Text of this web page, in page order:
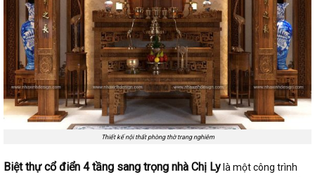
Thiết kế nội thất phòng thờ trang nghiêm
Biệt thự cổ điển 4 tầng sang trọng nhà Chị Ly là một công trình